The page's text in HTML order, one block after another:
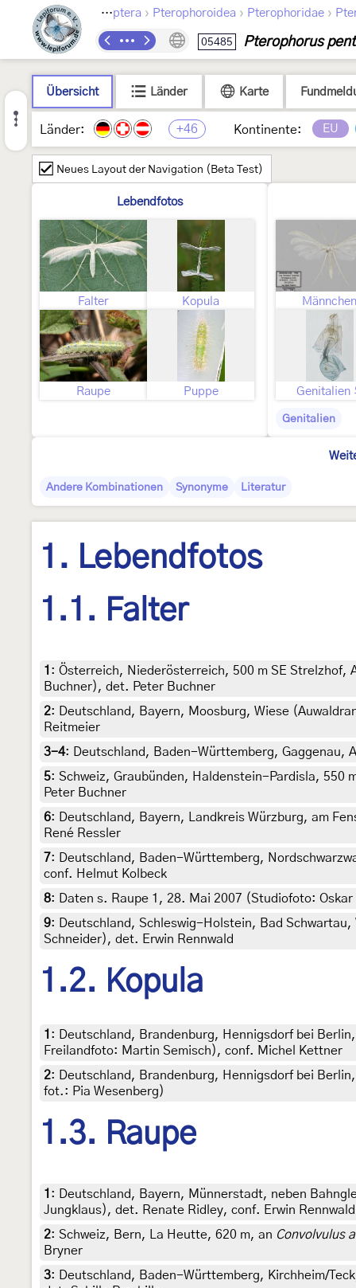
Lepidoptera › Pterophoroidea › Pterophoridae ›
05485 Pterophorus
Übersicht Länder Karte
Länder: +46 Kontinente: EU
Neues Layout der Navigation (Beta Test)
Lebendfotos
Falter Kopula
Raupe Puppe
Männchen
Genitalien
Genitalien
Andere Kombinationen Synonyme Literatur
1. Lebendfotos
1.1. Falter
1 : Österreich, Niederösterreich, 500 m SE
Buchner), det. Peter Buchner
2:
Deutschland, Bayern, Moosburg, Wiese
Reitmeier
3-4:
Deutschland, Baden-Württemberg, Gaggenau,
5: Schweiz, Graubünden, Haldenstein-Pardisla, 550
Peter Buchner
6:
Deutschland, Bayern, Landkreis Würzburg, am
René Ressler
7:
Deutschland, Baden-Württemberg,
conf. Helmut Kolbeck
8:
Daten s. Raupe 1, 28. Mai 2007 (Studiofoto:
9:
Deutschland, Schleswig-Holstein, Bad
Schneider), det. Erwin Rennwald
1.2. Kopula
1 :
Deutschland, Brandenburg, Hennigsdorf bei
Freilandfoto: Martin Semisch), conf. Michel Kettner
2:
Deutschland, Brandenburg, Hennigsdorf bei
fot.: Pia Wesenberg)
1.3. Raupe
1 :
Deutschland, Bayern, Münnerstadt, neben
Jungklaus), det. Renate Ridley, conf. Erwin Rennwald
2: Schweiz, Bern, La Heutte, 620 m, an Convolvulus
Bryner
3:
Deutschland, Baden-Württemberg, Kirchheim/